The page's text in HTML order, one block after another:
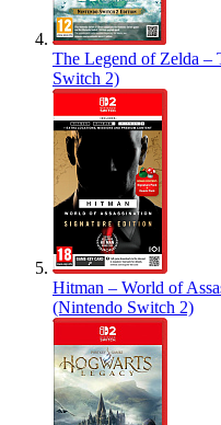
The Legend of Zelda –
Switch 2)
Hitman – World of
(Nintendo Switch 2)